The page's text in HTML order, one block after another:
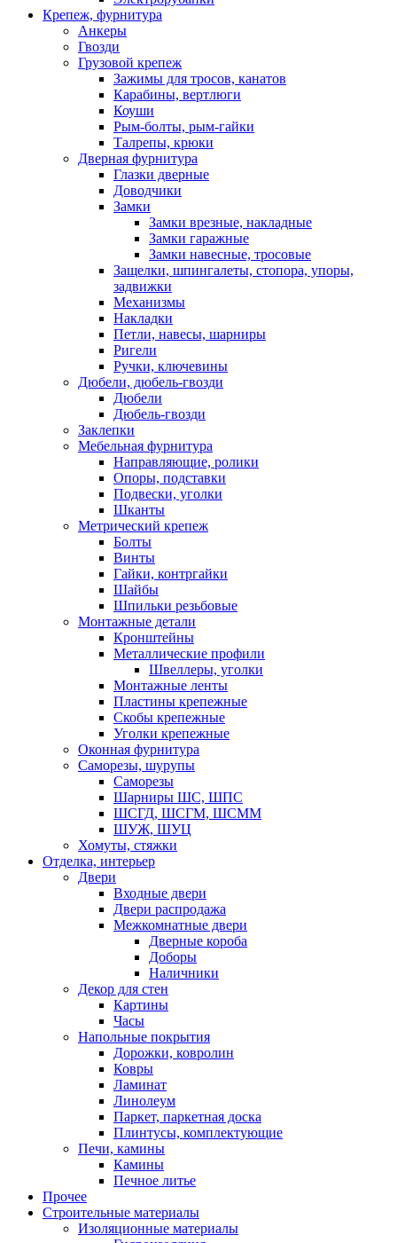
Крепеж, фурнитура
Анкеры
Гвозди
Грузовой крепеж
Зажимы для тросов, канатов
Карабины, вертлюги
Коуши
Рым-болты, рым-гайки
Талрепы, крюки
Дверная фурнитура
Глазки дверные
Доводчики
Замки
Замки врезные, накладные
Замки гаражные
Замки навесные, тросовые
Защелки, шпингалеты, стопора, упоры,
задвижки
Механизмы
Накладки
Петли, навесы, шарниры
Ригели
Ручки, ключевины
Дюбели, дюбель-гвозди
Дюбели
Дюбель-гвозди
Заклепки
Мебельная фурнитура
Направляющие, ролики
Опоры, подставки
Подвески, уголки
Шканты
Метрический крепеж
Болты
Винты
Гайки, контргайки
Шайбы
Шпильки резьбовые
Монтажные детали
Кронштейны
Металлические профили
Швеллеры, уголки
Монтажные ленты
Пластины крепежные
Скобы крепежные
Уголки крепежные
Оконная фурнитура
Саморезы, шурупы
Саморезы
Шарниры ШС, ШПС
ШСГД, ШСГМ, ШСММ
ШУЖ, ШУЦ
Хомуты, стяжки
Отделка, интерьер
Двери
Входные двери
Двери распродажа
Межкомнатные двери
Дверные короба
Доборы
Наличники
Декор для стен
Картины
Часы
Напольные покрытия
Дорожки, ковролин
Ковры
Ламинат
Линолеум
Паркет, паркетная доска
Плинтусы, комплектующие
Печи, камины
Камины
Печное литье
Прочее
Строительные материалы
Изоляционные материалы